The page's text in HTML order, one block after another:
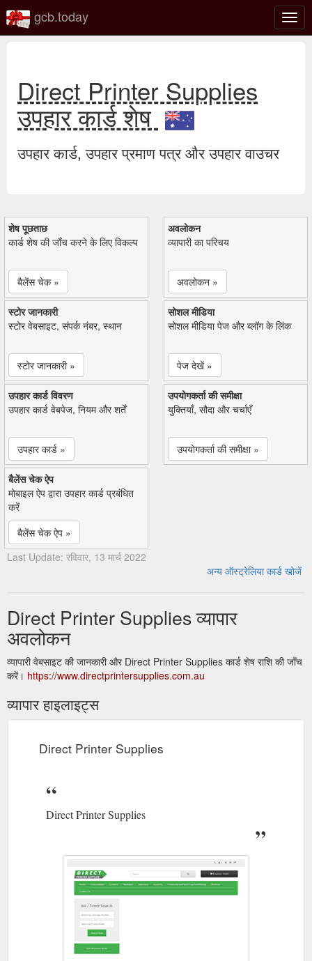
टॉगल
gcb.today
Direct Printer Supplies
उपहार कार्ड शेष
उपहार कार्ड, उपहार प्रमाण पत्र और उपहार वाउचर
शेष पूछताछ
कार्ड शेष की जाँच करने के लिए विकल्प
बैलेंस चेक »
अवलोकन
व्यापारी का परिचय
अवलोकन »
स्टोर जानकारी
स्टोर वेबसाइट, संपर्क नंबर, स्थान
स्टोर जानकारी »
सोशल मीडिया
सोशल मीडिया पेज और ब्लॉग के लिंक
पेज देखें »
उपहार कार्ड विवरण
उपहार कार्ड वेबपेज, नियम और शर्तें
उपहार कार्ड »
उपयोगकर्ता की समीक्षा
युक्तियाँ, सौदा और चर्चाएँ
उपयोगकर्ता की समीक्षा »
बैलेंस चेक ऐप
मोबाइल ऐप द्वारा उपहार कार्ड प्रबंधित
करें
बैलेंस चेक ऐप »
Last Update: रविवार, 13 मार्च 2022
अन्य ऑस्ट्रेलिया कार्ड खोजें
Direct Printer Supplies व्यापार
अवलोकन
व्यापारी वेबसाइट की जानकारी और Direct Printer Supplies कार्ड शेष राशि की जाँच
करें। https://www.directprintersupplies.com.au
व्यापार हाइलाइट्स
Direct Printer Supplies
Direct Printer Supplies